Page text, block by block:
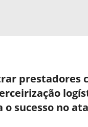
prestadores
o sucesso no